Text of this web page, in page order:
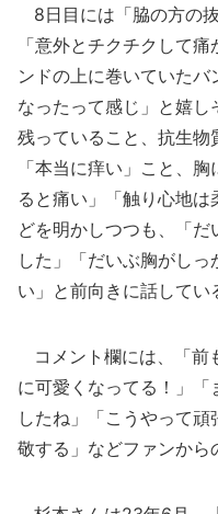
8日目には「脇の方の
「意外とチクチクして
ンドの上に巻いていたバ
なったって感じ」と嬉
残っていること、抗生
「本当に痒い」こと、
ると痛い」「触り心地
どを明かしつつも、「だ
した」「だいぶ胸がし
い」と前向きに話してい
コメント欄には、「前
に可愛くなってる！」「
したね」「こうやって
敬する」などファンから